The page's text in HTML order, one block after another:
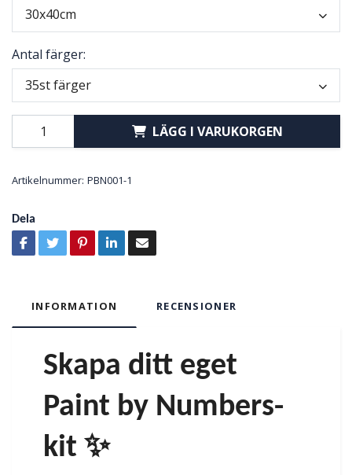
30x40cm
Antal färger:
35st färger
LÄGG I VARUKORGEN
Artikelnummer: PBN001-1
Dela
INFORMATION RECENSIONER
Skapa ditt eget
Paint by Numbers-
kit ✨